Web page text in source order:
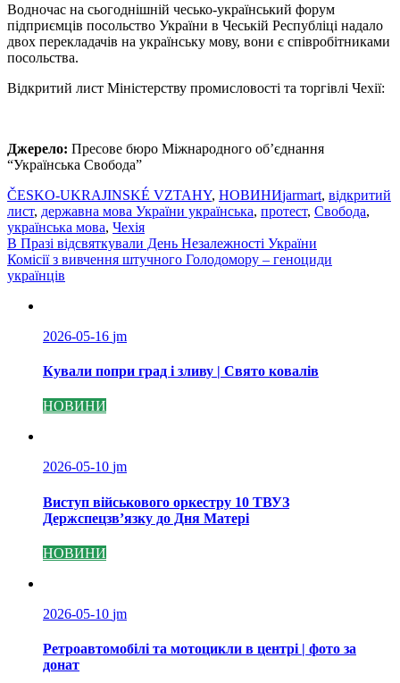
Водночас на сьогоднішній чесько-український форум
підприємців посольство України в Чеській Республіці надало
двох перекладачів на українську мову, вони є співробітниками
посольства.
Відкритий лист Міністерству промисловості та торгівлі Чехії:
Джерело: Пресове бюро Міжнародного об’єднання
“Українська Свобода”
ČESKO-UKRAJINSKÉ VZTAHY, НОВИНИjarmart, відкритий
лист, державна мова України українська, протест, Свобода,
українська мова, Чехія
Навігація
записів
В Празі відсвяткували День Незалежності України
Комісії з вивчення штучного Голодомору – геноциди
українців
2026-05-16 jm
Кували попри град і зливу | Свято ковалів
НОВИНИ
2026-05-10 jm
Виступ військового оркестру 10 ТВУЗ
Держспецзв’язку до Дня Матері
НОВИНИ
2026-05-10 jm
Ретроавтомобілі та мотоцикли в центрі | фото за
донат